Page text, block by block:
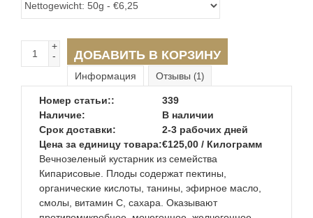
+
-
ДОБАВИТЬ В КОРЗИНУ
Информация Отзывы (1)
Номер статьи::
339
Наличие:
В наличии
Срок доставки:
2-3 рабочих дней
Цена за единицу товара:€125,00 / Килограмм
Вечнозеленый кустарник из семейства
Кипарисовые. Плоды содержат пектины,
органические кислоты, танины, эфирное масло,
смолы, витамин С, сахара. Оказывают